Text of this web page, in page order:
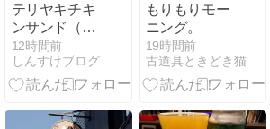
テリヤキチキ
ンサンド（ピ
ザーラ監修）
12時間前
しんすけブログ
もりもりモー
ニング。
19時間前
古道具ときどき猫